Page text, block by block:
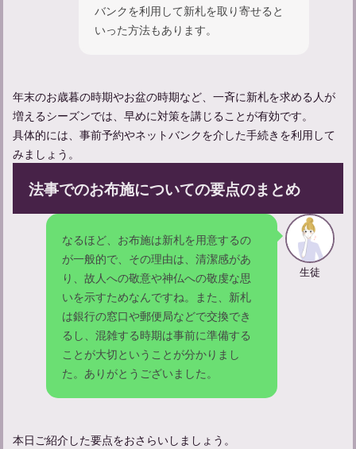
法要の香典マナーガイド：金額や包み方の正解は？
バンクを利用して新札を取り寄せると
いった方法もあります。
年末のお歳暮の時期やお盆の時期など、一斉に新札を求める人が
増えるシーズンでは、早めに対策を講じることが有効です。
具体的には、事前予約やネットバンクを介した手続きを利用して
みましょう。
法事でのお布施についての要点のまとめ
なるほど、お布施は新札を用意するの
が一般的で、その理由は、清潔感があ
り、故人への敬意や神仏への敬虔な思
いを示すためなんですね。また、新札
は銀行の窓口や郵便局などで交換でき
るし、混雑する時期は事前に準備する
ことが大切ということが分かりまし
た。ありがとうございました。
生徒
本日ご紹介した要点をおさらいしましょう。